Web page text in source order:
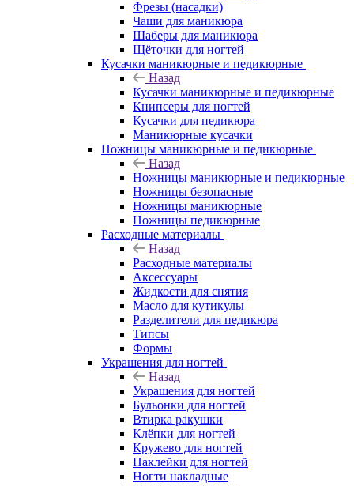
Фрезы (насадки)
Чаши для маникюра
Шаберы для маникюра
Щёточки для ногтей
Кусачки маникюрные и педикюрные
Назад
Кусачки маникюрные и педикюрные
Книпсеры для ногтей
Кусачки для педикюра
Маникюрные кусачки
Ножницы маникюрные и педикюрные
Назад
Ножницы маникюрные и педикюрные
Ножницы безопасные
Ножницы маникюрные
Ножницы педикюрные
Расходные материалы
Назад
Расходные материалы
Аксессуары
Жидкости для снятия
Масло для кутикулы
Разделители для педикюра
Типсы
Формы
Украшения для ногтей
Назад
Украшения для ногтей
Бульонки для ногтей
Втирка ракушки
Клёпки для ногтей
Кружево для ногтей
Наклейки для ногтей
Ногти накладные